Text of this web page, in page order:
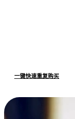
一键快速重复购买